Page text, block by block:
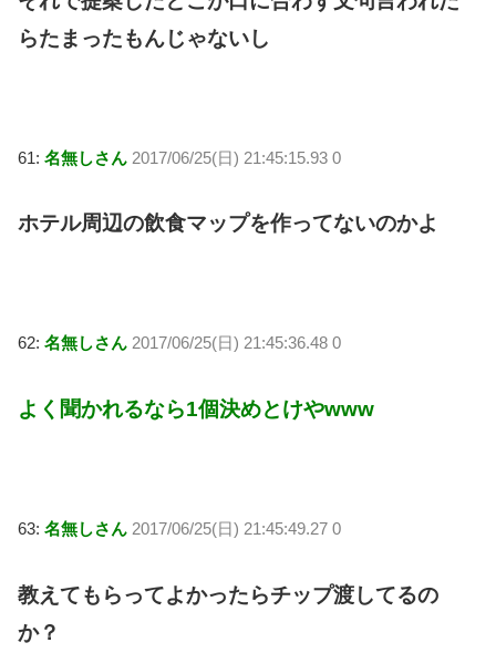
らたまったもんじゃないし
61: 名無しさん 2017/06/25(日) 21:45:15.93 0
ホテル周辺の飲食マップを作ってないのかよ
62: 名無しさん 2017/06/25(日) 21:45:36.48 0
よく聞かれるなら1個決めとけやwww
63: 名無しさん 2017/06/25(日) 21:45:49.27 0
教えてもらってよかったらチップ渡してるの
か？